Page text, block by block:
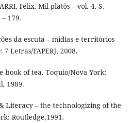
Félix. Mil platôs – vol. 4. S.
179.
da escuta – mídias e territórios
Letras/FAPERJ, 2008.
book of tea. Toquio/Nova York:
1989.
Literacy – the technologizing of the
Routledge,1991.